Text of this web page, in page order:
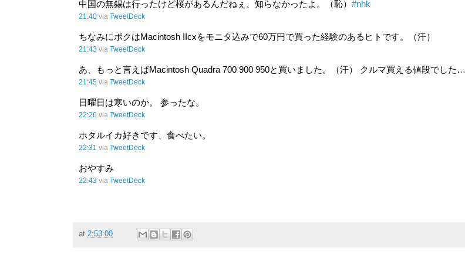
中国の無錫は行ったけど桜があるんだねぇ、知らなかったよ。（恥） #nhk
21:40 via TweetDeck
ちなみにボクはMacintosh IIcxをモニタ込みで60万円で買った経験のあるヒトです。（汗）
21:43 via TweetDeck
あ、もっと言えばMacintosh Quadra 700 900 950と買いました。（汗） クルマ買える値段でした…
21:45 via TweetDeck
日曜日は寒いのか。 参ったな。
22:26 via TweetDeck
ホタルイカ好きです、食べたい。
22:31 via TweetDeck
おやすみ
22:43 via TweetDeck
at 2:53:00